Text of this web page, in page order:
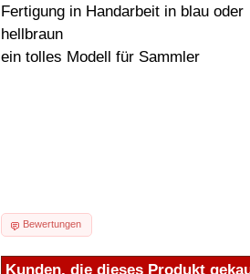
Fertigung in Handarbeit in blau oder
hellbraun
ein tolles Modell für Sammler
Bewertungen
Kunden, die dieses Produkt